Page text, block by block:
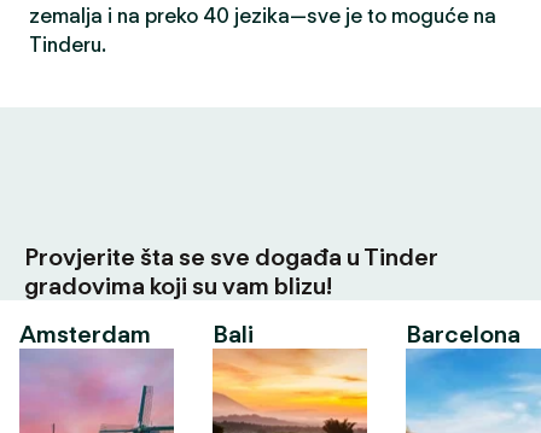
zemalja i na preko 40 jezika—sve je to moguće na
Tinderu.
Provjerite šta se sve događa u Tinder
gradovima koji su vam blizu!
Amsterdam
Bali Barcelona